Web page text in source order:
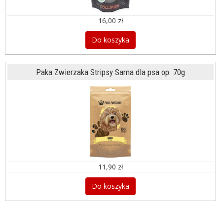
16,00 zł
Do koszyka
Paka Zwierzaka Stripsy Sarna dla psa op. 70g
11,90 zł
Do koszyka